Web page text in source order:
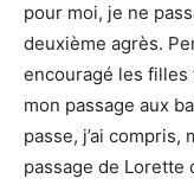
pour moi, je ne
deuxième agrès.
encouragé les
mon passage aux
passe, j’ai compris,
passage de Lorette